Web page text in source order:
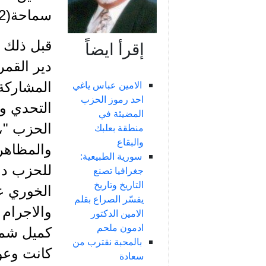
إقرأ ايضاً
الامين عباس ياغي
احد رموز الحزب
المضيئة في
منطقة بعلبك
والبقاع
سورية الطبيعية:
جغرافيا تصنع
التاريخ وتاريخ
يفسّر الصراع بقلم
الامين الدكتور
ادمون ملحم
بالمحبة نقترب من
سعادة
سماحة(2) في مدينة صيدا.
قبل ذلك
التحدي
الحزب
للحزب
الخوري
كميل
كانت